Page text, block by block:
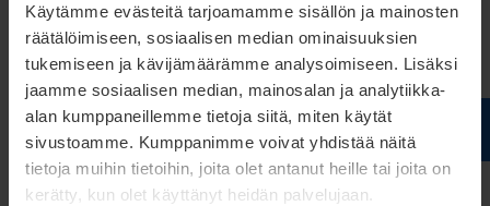
Käytämme evästeitä tarjoamamme sisällön ja mainosten
räätälöimiseen, sosiaalisen median ominaisuuksien
tukemiseen ja kävijämäärämme analysoimiseen. Lisäksi
jaamme sosiaalisen median, mainosalan ja analytiikka-
alan kumppaneillemme tietoja siitä, miten käytät
sivustoamme. Kumppanimme voivat yhdistää näitä
tietoja muihin tietoihin, joita olet antanut heille tai joita on
kerätty, kun olet käyttänyt heidän palvelujaan.
Kontakta ossom du vill höra mer om våra allt mer
mångsidiga erbjudanden.
FMU-80: tekniska data i ett
nötskal